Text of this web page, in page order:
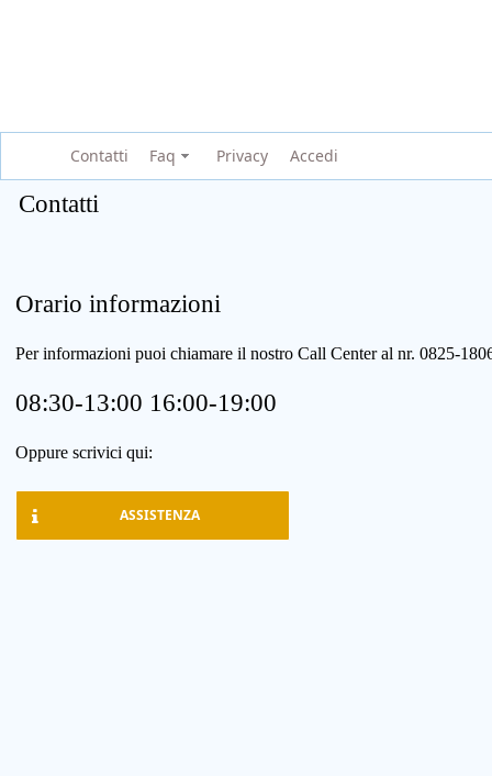
Contatti Faq Privacy Accedi
Contatti
Orario informazioni
Per informazioni puoi chiamare il nostro Call Center al nr. 0825-
08:30-13:00 16:00-19:00
Oppure scrivici qui:
ASSISTENZA